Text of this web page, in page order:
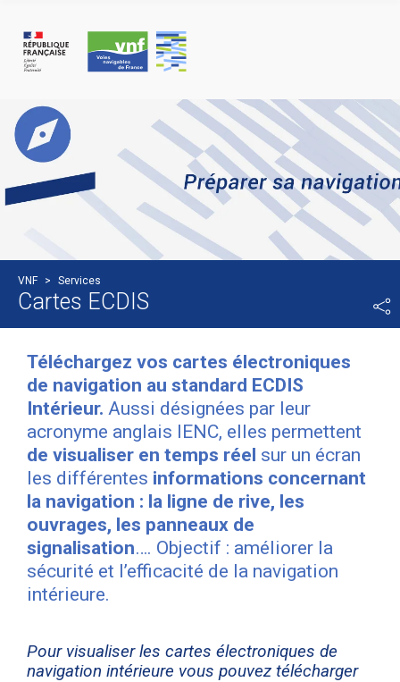
VNF > Services
Cartes ECDIS
Téléchargez vos cartes électroniques
de navigation au standard ECDIS
Intérieur. Aussi désignées par leur
acronyme anglais IENC, elles permettent
de visualiser en temps réel sur un écran
les différentes informations concernant
la navigation : la ligne de rive, les
ouvrages, les panneaux de
signalisation…. Objectif : améliorer la
sécurité et l’efficacité de la navigation
intérieure.
Pour visualiser les cartes électroniques de
navigation intérieure vous pouvez télécharger